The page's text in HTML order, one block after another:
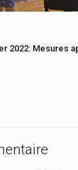
2022: Mesures